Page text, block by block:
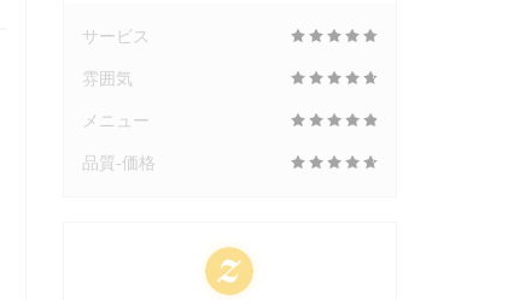
サービス
雰囲気
メニュー
品質-価格